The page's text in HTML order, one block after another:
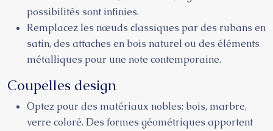
possibilités sont infinies.
Remplacez les nœuds classiques par des rubans en
satin, des attaches en bois naturel ou des éléments
métalliques pour une note contemporaine.
Coupelles design
Optez pour des matériaux nobles: bois, marbre,
verre coloré. Des formes géométriques apportent